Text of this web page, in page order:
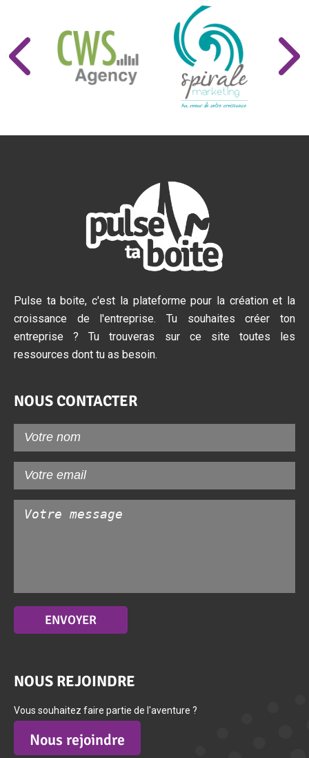
Pulse ta boite, c'est la plateforme pour la création et la
croissance de l'entreprise. Tu souhaites créer ton
entreprise ? Tu trouveras sur ce site toutes les
ressources dont tu as besoin.
NOUS CONTACTER
NOUS REJOINDRE
Vous souhaitez faire partie de l'aventure ?
Nous rejoindre